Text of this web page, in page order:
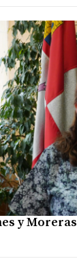
y Moreras